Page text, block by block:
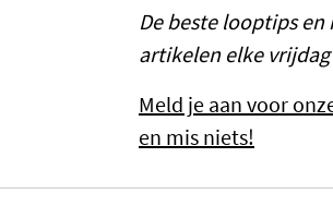
De beste looptips
artikelen elke
Meld je aan voor
en mis niets!